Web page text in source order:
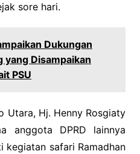
sore hari.
Dukungan
yang Disampaikan
PSU
Utara, Hj. Henny Rosgiaty
anggota DPRD lainnya
kegiatan safari Ramadhan